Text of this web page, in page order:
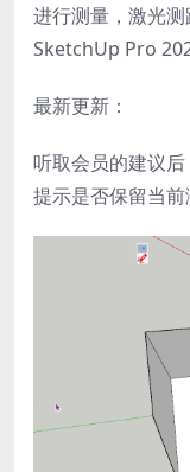
进行测量，激光
SketchUp Pro
最新更新：
听取会员的建议
提示是否保留当前